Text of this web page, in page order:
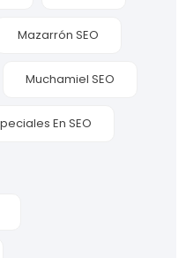
Mazarrón SEO
Muchamiel SEO
En SEO